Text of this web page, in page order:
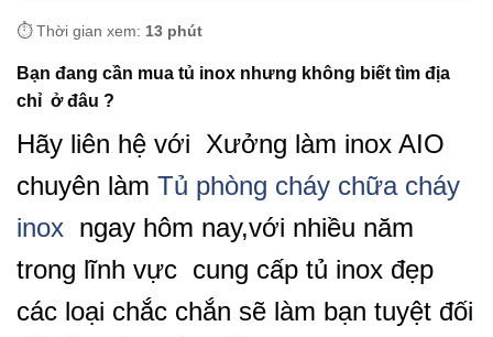
⏱️ Thời gian xem: 13 phút
Bạn đang cần mua tủ inox nhưng không biết tìm địa
chỉ ở đâu ?
Hãy liên hệ với Xưởng làm inox AIO
chuyên làm Tủ phòng cháy chữa cháy
inox ngay hôm nay,với nhiều năm
trong lĩnh vực cung cấp tủ inox đẹp
các loại chắc chắn sẽ làm bạn tuyệt đối